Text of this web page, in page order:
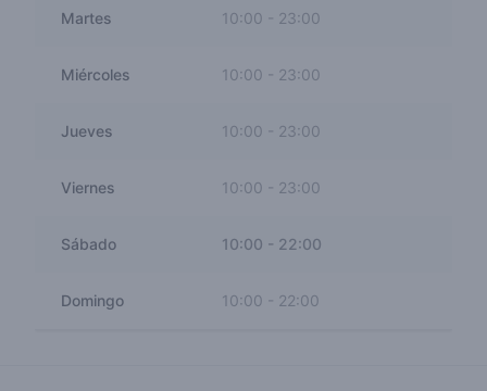
Martes 10:00 23:00
Miércoles 10:00 - 23:00
Jueves 10:00 23:00
Viernes 10:00 - 23:00
Sábado 10:00 - 22:00
Domingo 10:00 - 22:00